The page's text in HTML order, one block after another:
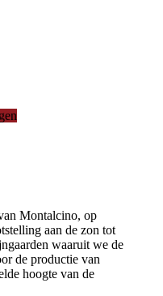
Montalcino, op
aan de zon tot
waaruit we de
de productie van
hoogte van de